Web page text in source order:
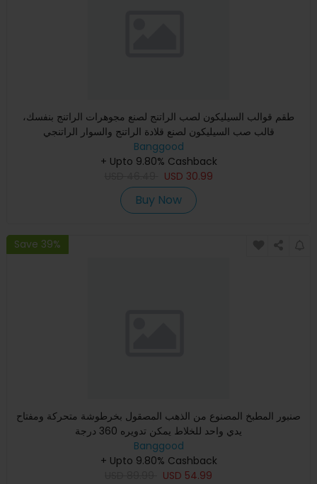
طقم قوالب السيليكون لصب الراتنج لصنع مجوهرات الراتنج بنفسك،
قالب صب السيليكون لصنع قلادة الراتنج والسوار الراتنجي
Banggood
+ Upto 9.80% Cashback
USD 30.99
Buy Now
Save 39%
صنبور المطبخ المصنوع من الذهب المصقول بخرطوشة متحركة ومفتاح
يدي واحد للخلاط يمكن تدويره 360 درجة
Banggood
+ Upto 9.80% Cashback
USD 54.99